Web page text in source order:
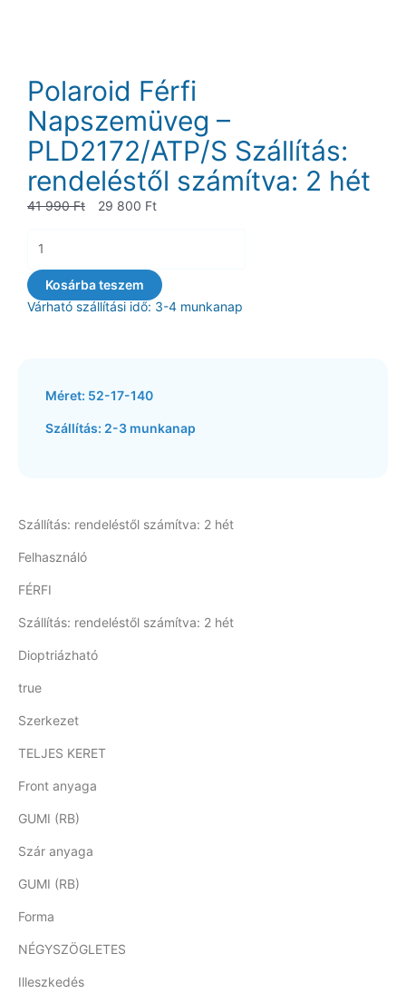
Polaroid Férfi
Napszemüveg –
PLD2172/ATP/S Szállítás:
rendeléstől számítva: 2 hét
41 990Ft
Original
990 Ft.
29 800 FtCurrent
800 Ft.
Férfi
Napszemüveg
-
PLD2172/ATP/S
mennyiség
Kosárba teszem
Várható szállítási idő: 3-4 munkanap
Méret: 52-17-140
Szállítás: 2-3 munkanap
Szállítás: rendeléstől számítva: 2 hét
Felhasználó
FÉRFI
Szállítás: rendeléstől számítva: 2 hét
Dioptriázható
true
Szerkezet
TELJES KERET
Front anyaga
GUMI (RB)
Szár anyaga
GUMI (RB)
Forma
NÉGYSZÖGLETES
Illeszkedés